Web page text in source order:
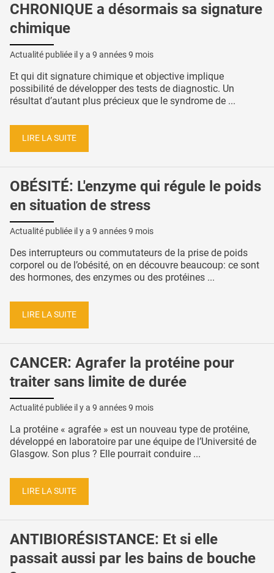
CHRONIQUE a désormais sa signature
chimique
Actualité publiée il y a 9 années 9 mois
Et qui dit signature chimique et objective implique
possibilité de développer des tests de diagnostic. Un
résultat d’autant plus précieux que le syndrome de ...
LIRE LA SUITE
OBÉSITÉ: L'enzyme qui régule le poids
en situation de stress
Actualité publiée il y a 9 années 9 mois
Des interrupteurs ou commutateurs de la prise de poids
corporel ou de l’obésité, on en découvre beaucoup: ce sont
des hormones, des enzymes ou des protéines ...
LIRE LA SUITE
CANCER: Agrafer la protéine pour
traiter sans limite de durée
Actualité publiée il y a 9 années 9 mois
La protéine « agrafée » est un nouveau type de protéine,
développé en laboratoire par une équipe de l’Université de
Glasgow. Son plus ? Elle pourrait conduire ...
LIRE LA SUITE
ANTIBIORÉSISTANCE: Et si elle
passait aussi par les bains de bouche